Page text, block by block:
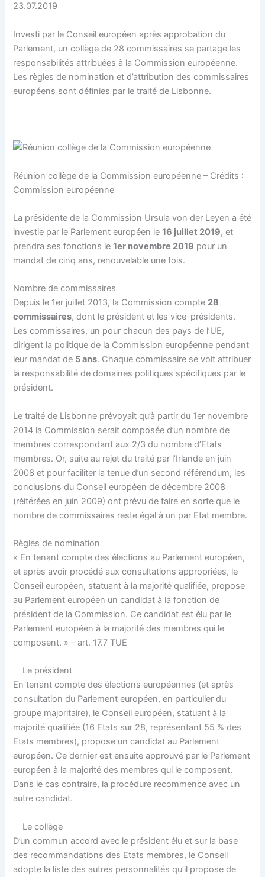
23.07.2019
Investi par le Conseil européen après approbation du
Parlement, un collège de 28 commissaires se partage les
responsabilités attribuées à la Commission européenne.
Les règles de nomination et d’attribution des commissaires
européens sont définies par le traité de Lisbonne.
Réunion collège de la Commission européenne – Crédits :
Commission européenne
La présidente de la Commission Ursula von der Leyena été
investie par le Parlement européen le16 juillet 2019, et
prendra ses fonctions le1er novembre 2019 pour un
mandat de cinq ans, renouvelable une fois.
Nombre de commissaires
Depuis le 1er juillet 2013, la Commission compte 28
commissaires, dont le président et les vice-présidents.
Les commissaires, un pour chacun des pays de l’UE,
dirigent la politique de la Commission européenne pendant
leur mandat de 5 ans. Chaque commissaire se voit attribuer
la responsabilité de domaines politiques spécifiques par le
président.
Le traité de Lisbonne prévoyait qu’à partir du 1er novembre
2014 la Commission serait composée d’un nombre de
membres correspondant aux 2/3 du nombre d’Etats
membres. Or, suite au rejet du traité par l’Irlande en juin
2008 et pour faciliter la tenue d’un second référendum, les
conclusions du Conseil européen de décembre 2008
(réitérées en juin 2009) ont prévu de faire en sorte que le
nombre de commissaires reste égal à un par Etat membre.
Règles de nomination
« En tenant compte des élections au Parlement européen,
et après avoir procédé aux consultations appropriées, le
Conseil européen, statuant à la majorité qualifiée, propose
au Parlement européen un candidat à la fonction de
président de la Commission. Ce candidat est élu par le
Parlement européen à la majorité des membres qui le
composent. » – art. 17.7 TUE
Le président
En tenant compte des élections européennes (et après
consultation du Parlement européen, en particulier du
groupe majoritaire), le Conseil européen, statuant à la
majorité qualifiée (16 Etats sur 28, représentant 55 % des
Etats membres), propose un candidat au Parlement
européen. Ce dernier est ensuite approuvé par le Parlement
européen à la majorité des membres qui le composent.
Dans le cas contraire, la procédure recommence avec un
autre candidat.
Le collège
D’un commun accord avec le président élu et sur la base
des recommandations des Etats membres, le Conseil
adopte la liste des autres personnalités qu’il propose de